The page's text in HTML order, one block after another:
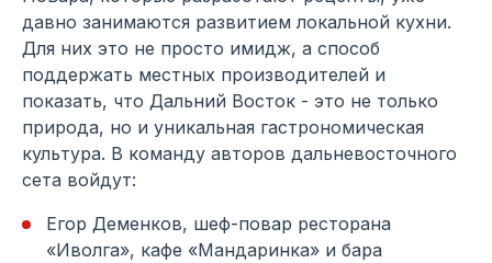
давно занимаются развитием локальной кухни.
Для них это не просто имидж, а способ
поддержать местных производителей и
показать, что Дальний Восток - это не только
природа, но и уникальная гастрономическая
культура. В команду авторов дальневосточного
сета войдут:
Егор Деменков, шеф-повар ресторана
«Иволга», кафе «Мандаринка» и бара